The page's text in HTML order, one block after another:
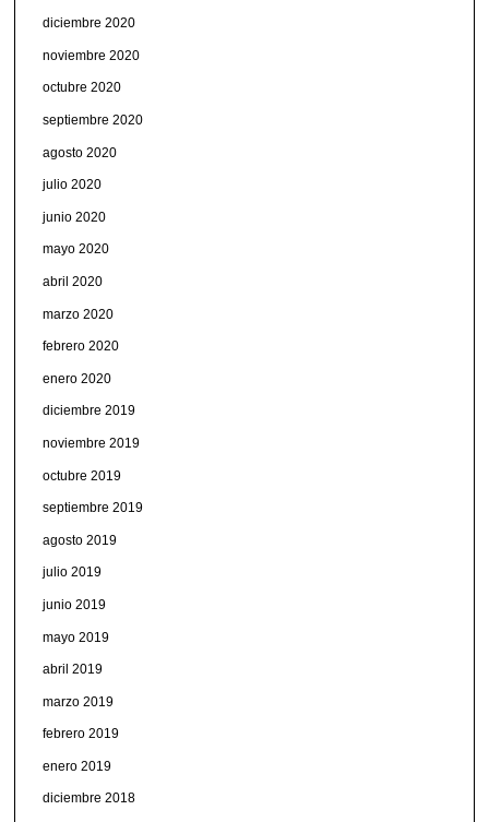
diciembre 2020
noviembre 2020
octubre 2020
septiembre 2020
agosto 2020
julio 2020
junio 2020
mayo 2020
abril 2020
marzo 2020
febrero 2020
enero 2020
diciembre 2019
noviembre 2019
octubre 2019
septiembre 2019
agosto 2019
julio 2019
junio 2019
mayo 2019
abril 2019
marzo 2019
febrero 2019
enero 2019
diciembre 2018